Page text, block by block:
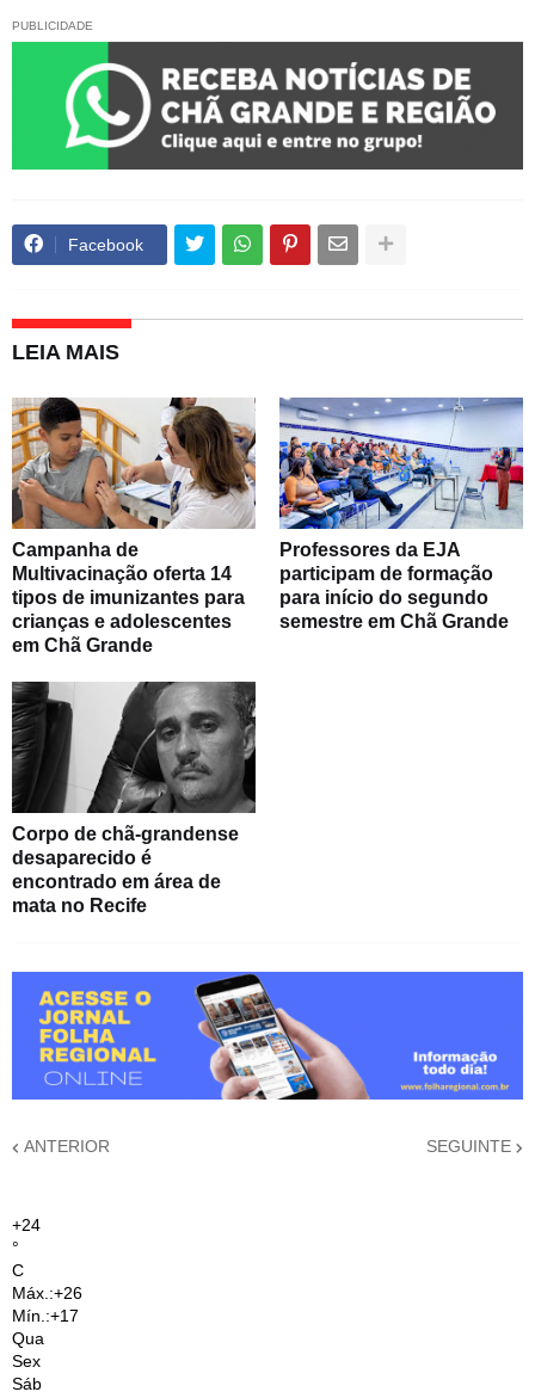
PUBLICIDADE
Facebook
LEIA MAIS
Campanha de
Multivacinação oferta 14
tipos de imunizantes para
crianças e adolescentes
em Chã Grande
Professores da EJA
participam de formação
para início do segundo
semestre em Chã Grande
Corpo de chã-grandense
desaparecido é
encontrado em área de
mata no Recife
ANTERIOR SEGUINTE
+24
°
C
Máx.:+26
Mín.:+17
Qua
Sex
Sáb